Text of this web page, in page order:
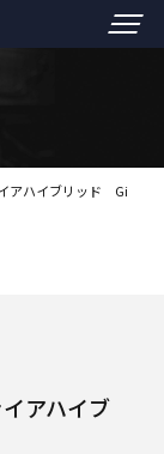
アハイブリッド Gi
アハイブ